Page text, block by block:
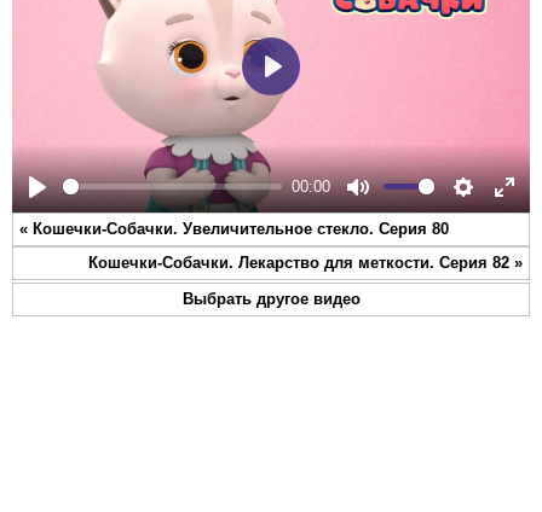
Play
00:00
Mute Settings
Play
« Кошечки-Собачки. Увеличительное стекло. Серия 80
Кошечки-Собачки. Лекарство для меткости. Серия 82 »
Выбрать другое видео